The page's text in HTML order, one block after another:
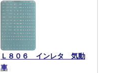
Ｌ８０６ インレタ 気動
車